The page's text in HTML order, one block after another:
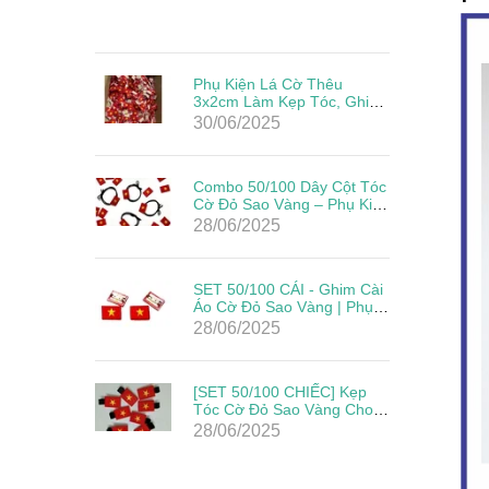
Phụ Kiện Lá Cờ Thêu
3x2cm Làm Kẹp Tóc, Ghim
Cài Đẹp Giá Rẻ Mừng Lễ
30/06/2025
Combo 50/100 Dây Cột Tóc
Cờ Đỏ Sao Vàng – Phụ Kiện
Yêu Nước Cho Mẹ & Bé
28/06/2025
SET 50/100 CÁI - Ghim Cài
Áo Cờ Đỏ Sao Vàng | Phụ
Kiện Yêu Nước Cho Ngày
28/06/2025
[SET 50/100 CHIẾC] Kẹp
Tóc Cờ Đỏ Sao Vàng Cho
Bé – Phụ Kiện Mừng Quốc
28/06/2025